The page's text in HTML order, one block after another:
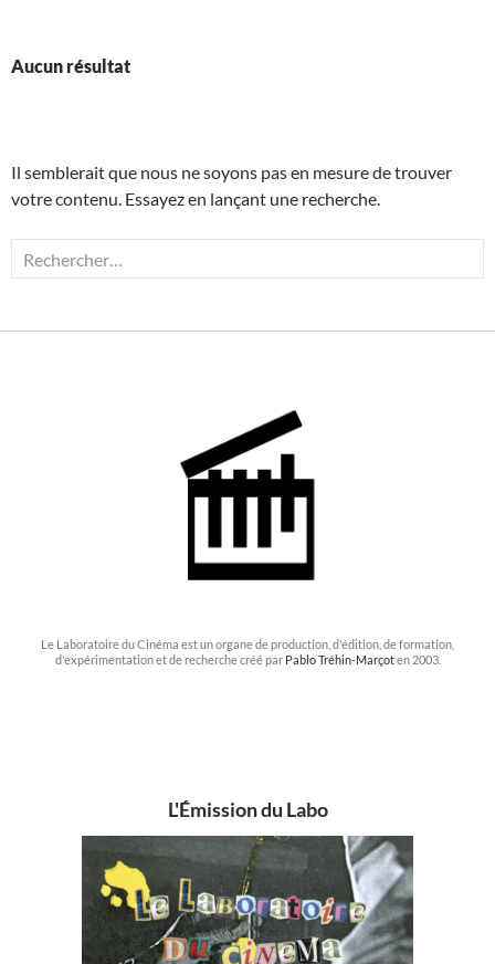
Aucun résultat
Il semblerait que nous ne soyons pas en mesure de trouver
votre contenu. Essayez en lançant une recherche.
Le Laboratoire du Cinéma est un organe de production, d'édition, de formation,
d'expérimentation et de recherche créé par Pablo Tréhin-Marçoten 2003.
L'Émission du Labo